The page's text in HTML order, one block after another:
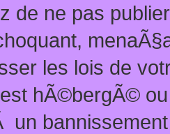
de ne pas
les lois de
est hÃ©bergÃ©
un